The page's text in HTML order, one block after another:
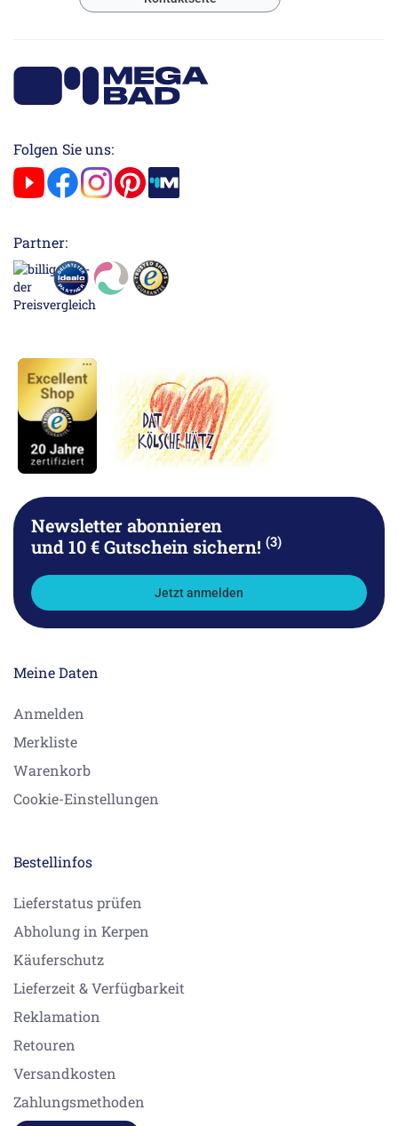
Folgen Sie uns:
Partner:
Newsletter abonnieren
und 10 € Gutschein sichern! (3)
Jetzt anmelden
Meine Daten
Anmelden
Merkliste
Warenkorb
Cookie-Einstellungen
Bestellinfos
Lieferstatus prüfen
Abholung in Kerpen
Käuferschutz
Lieferzeit & Verfügbarkeit
Reklamation
Retouren
Versandkosten
Zahlungsmethoden